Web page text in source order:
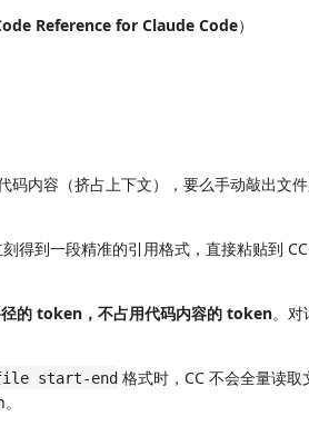
Reference for Claude Code）
码内容（挤占上下文），要么手动敲出文
刻得到一段精准的引用格式，直接粘贴到
径的 token，不占用代码内容的 token。对
start-end 格式时，CC 不会全量读取